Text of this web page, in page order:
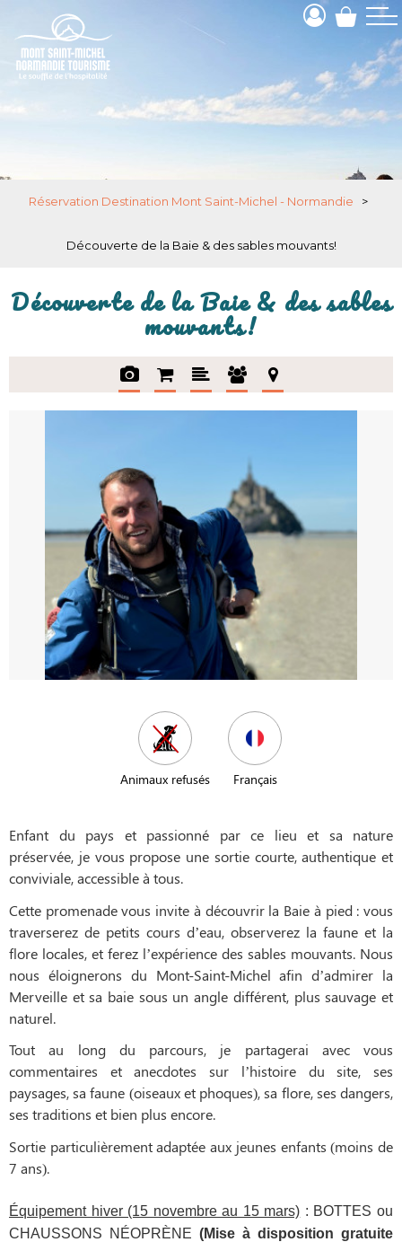
Réservation Destination Mont Saint-Michel - Normandie >
Découverte de la Baie & des sables mouvants!
Découverte de la Baie & des sables
mouvants!
Animaux refusés Français
Enfant du pays et passionné par ce lieu et sa nature
préservée, je vous propose une sortie courte, authentique et
conviviale, accessible à tous.
Cette promenade vous invite à découvrir la Baie à pied : vous
traverserez de petits cours d’eau, observerez la faune et la
flore locales, et ferez l’expérience des sables mouvants. Nous
nous éloignerons du Mont-Saint-Michel afin d’admirer la
Merveille et sa baie sous un angle différent, plus sauvage et
naturel.
Tout au long du parcours, je partagerai avec vous
commentaires et anecdotes sur l’histoire du site, ses
paysages, sa faune (oiseaux et phoques), sa flore, ses dangers,
ses traditions et bien plus encore.
Sortie particulièrement adaptée aux jeunes enfants (moins de
7 ans).
Équipement hiver (15 novembre au 15 mars) : BOTTES ou
CHAUSSONS NÉOPRÈNE (Mise à disposition gratuite